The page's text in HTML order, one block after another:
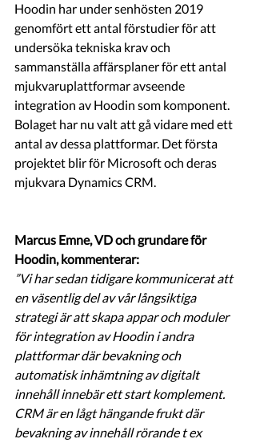
Hoodin har under senhösten 2019
genomfört ett antal förstudier för att
undersöka tekniska krav och
sammanställa affärsplaner för ett antal
mjukvaruplattformar avseende
integration av Hoodin som komponent.
Bolaget har nu valt att gå vidare med ett
antal av dessa plattformar. Det första
projektet blir för Microsoft och deras
mjukvara Dynamics CRM.
Marcus Emne, VD och grundare för
Hoodin, kommenterar:
”Vi har sedan tidigare kommunicerat att
en väsentlig del av vår långsiktiga
strategi är att skapa appar och moduler
för integration av Hoodin i andra
plattformar där bevakning och
automatisk inhämtning av digitalt
innehåll innebär ett start komplement.
CRM är en lågt hängande frukt där
bevakning av innehåll rörande t ex